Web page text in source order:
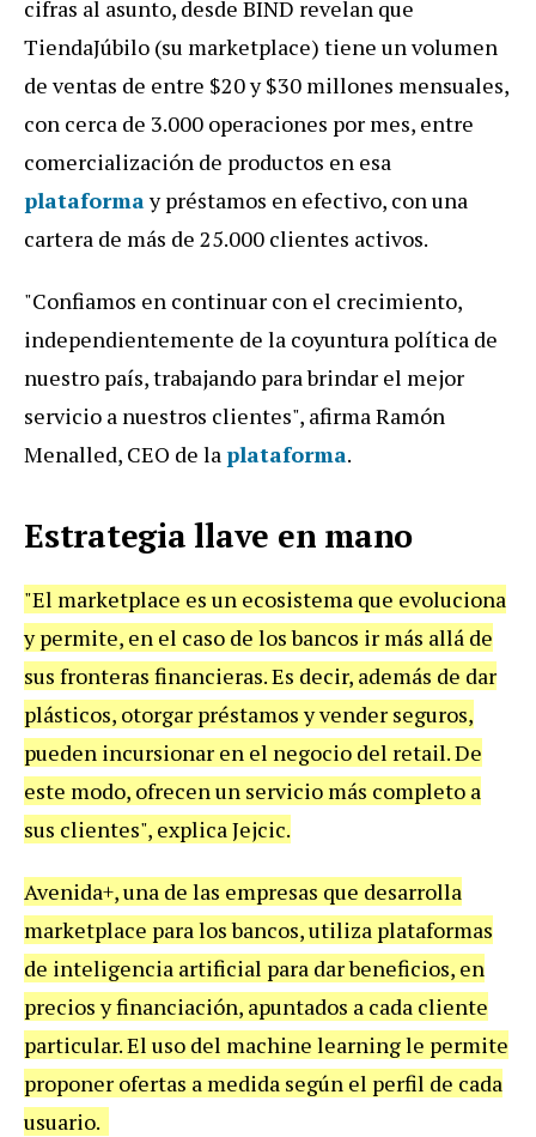
cifras al asunto, desde BIND revelan que
TiendaJúbilo (su marketplace) tiene un volumen
de ventas de entre $20 y $30 millones mensuales,
con cerca de 3.000 operaciones por mes, entre
comercialización de productos en esa
plataformay préstamos en efectivo, con una
cartera de más de 25.000 clientes activos.
"Confiamos en continuar con el crecimiento,
independientemente de la coyuntura política de
nuestro país, trabajando para brindar el mejor
servicio a nuestros clientes", afirma Ramón
Menalled, CEO de laplataforma.
Estrategia llave en mano
"El marketplace es un ecosistema que evoluciona
y permite, en el caso de los bancos ir más allá de
sus fronteras financieras. Es decir, además de dar
plásticos, otorgar préstamos y vender seguros,
pueden incursionar en el negocio del retail. De
este modo, ofrecen un servicio más completo a
sus clientes", explica Jejcic.
Avenida+, una de las empresas que desarrolla
marketplace para los bancos, utiliza plataformas
de inteligencia artificial para dar beneficios, en
precios y financiación, apuntados a cada cliente
particular. El uso del machine learning le permite
proponer ofertas a medida según el perfil de cada
usuario.